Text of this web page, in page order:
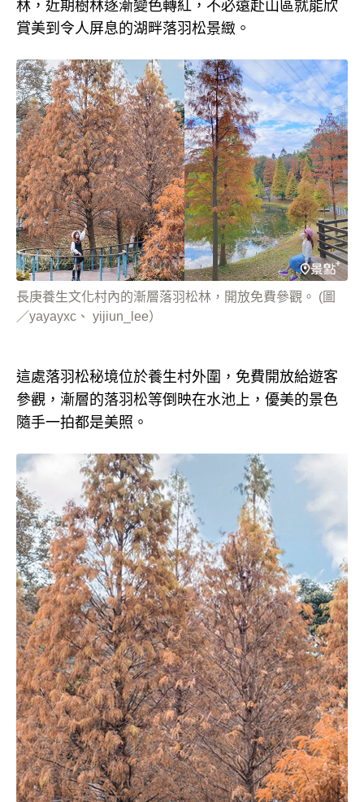
林，近期樹林逐漸變色轉紅，不必遠赴山區就能欣
賞美到令人屏息的湖畔落羽松景緻。
長庚養生文化村內的漸層落羽松林，開放免費參觀。 (圖
／yayayxc、 yijiun_lee）
這處落羽松秘境位於養生村外圍，免費開放給遊客
參觀，漸層的落羽松等倒映在水池上，優美的景色
隨手一拍都是美照。